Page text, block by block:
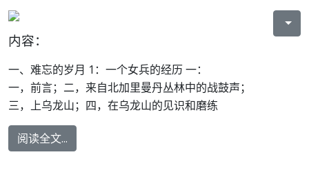
内容：
一、难忘的岁月 1：一个女兵的经历 一：
一，前言；二，来自北加里曼丹丛林中的战鼓声；
三，上乌龙山；四，在乌龙山的见识和磨练
阅读全文...